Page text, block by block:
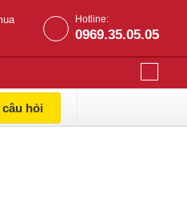
Hotline:
0969.35.05.05
hỏi